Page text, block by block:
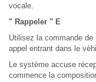
vocale.
" Rappeler " E
Utilisez la commande de
appel entrant dans le
Le système accuse
commence la